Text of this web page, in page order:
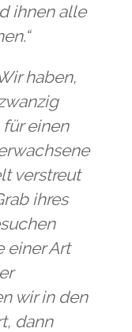
ihnen alle
haben,
einen
verstreut
ihres
einer Art
wir in den
dann